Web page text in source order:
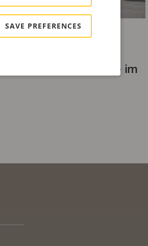
und Effizienz
Wertschöpfungskette im
SAVE PREFERENCES